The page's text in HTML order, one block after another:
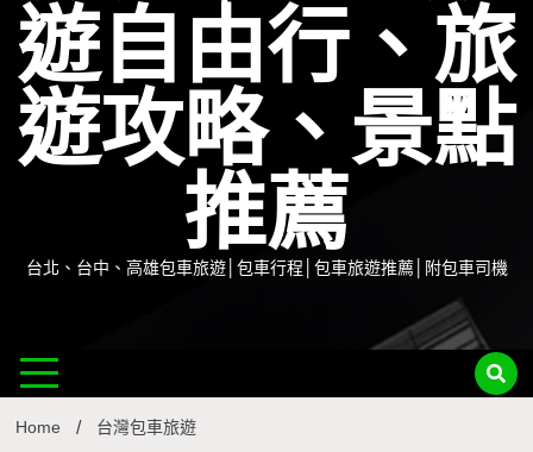
遊自由行、旅
遊攻略、景點
推薦
台北、台中、高雄包車旅遊│包車行程│包車旅遊推薦│附包車司機
Home 台灣包車旅遊